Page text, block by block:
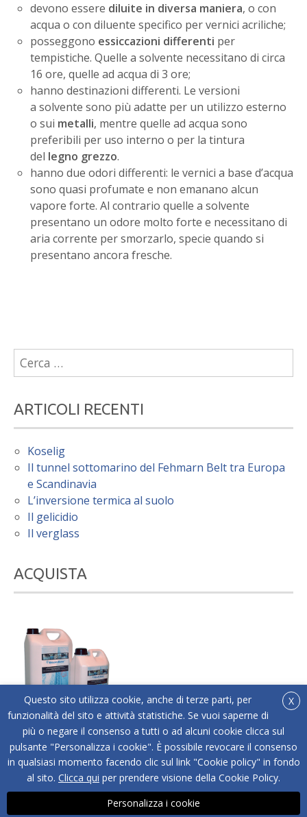
devono essere diluite in diversa maniera, o con
acqua o con diluente specifico per vernici acriliche;
posseggono essiccazioni differenti per
tempistiche. Quelle a solvente necessitano di circa
16 ore, quelle ad acqua di 3 ore;
hanno destinazioni differenti. Le versioni
a solvente sono più adatte per un utilizzo esterno
o sui metalli, mentre quelle ad acqua sono
preferibili per uso interno o per la tintura
del legno grezzo.
hanno due odori differenti: le vernici a base d’acqua
sono quasi profumate e non emanano alcun
vapore forte. Al contrario quelle a solvente
presentano un odore molto forte e necessitano di
aria corrente per smorzarlo, specie quando si
presentano ancora fresche.
Ricerca
per:
ARTICOLI RECENTI
Koselig
Il tunnel sottomarino del Fehmarn Belt tra Europa
e Scandinavia
L’inversione termica al suolo
Il gelicidio
Il verglass
ACQUISTA
Acquista online Below Zero® l'antigelo liquido adatto
a tutti i tipi di superfici.
ACQUISTA
X
Questo sito utilizza cookie, anche di terze parti, per
funzionalità del sito e attività statistiche. Se vuoi saperne di
più o negare il consenso a tutti o ad alcuni cookie clicca sul
pulsante "Personalizza i cookie". È possibile revocare il consenso
in qualsiasi momento facendo clic sul link "Cookie policy" in fondo
al sito. Clicca qui per prendere visione della Cookie Policy.
Personalizza i cookie